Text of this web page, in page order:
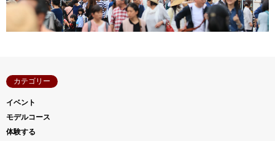
カテゴリー
イベント
モデルコース
体験する